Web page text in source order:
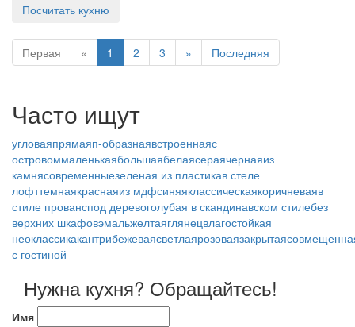
Посчитать кухню
Первая « 1 2 3 » Последняя
Часто ищут
угловаяпрямаяп-образнаявстроеннаяс
островоммаленькаябольшаябелаясераячернаяиз
камнясовременныезеленая из пластикав стеле
лофттемнаякраснаяиз мдфсиняяклассическаякоричневаяв
стиле прованспод деревоголубая в скандинавском стилебез
верхних шкафовэмальжелтаяглянецвлагостойкая
неоклассикакантрибежеваясветлаярозоваязакрытая
с гостиной
Нужна кухня? Обращайтесь!
Имя